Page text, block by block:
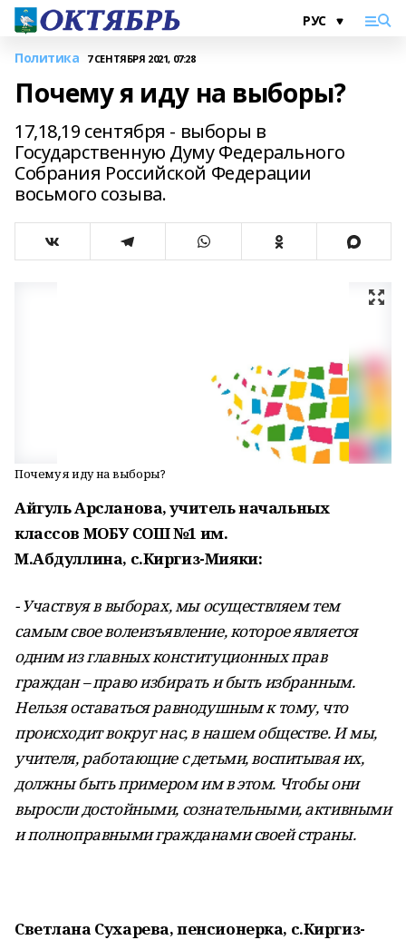
Политика 7 СЕНТЯБРЯ 2021, 07:28
Почему я иду на выборы?
17,18,19 сентября - выборы в
Государственную Думу Федерального
Собрания Российской Федерации
восьмого созыва.
Почему я иду на выборы?
Айгуль Арсланова,учитель начальных
классов МОБУ СОШ №1 им.
М.Абдуллина, с.Киргиз-Мияки:
- Участвуя в выборах, мы осуществляем тем
самым свое волеизъявление, которое является
одним из главных конституционных прав
граждан – право избирать и быть избранным.
Нельзя оставаться равнодушным к тому, что
происходит вокруг нас, в нашем обществе. И мы,
учителя, работающие с детьми, воспитывая их,
должны быть примером им в этом. Чтобы они
выросли достойными, сознательными, активными
и полноправными гражданами своей страны.
Светлана Сухарева,пенсионерка, с.Киргиз-